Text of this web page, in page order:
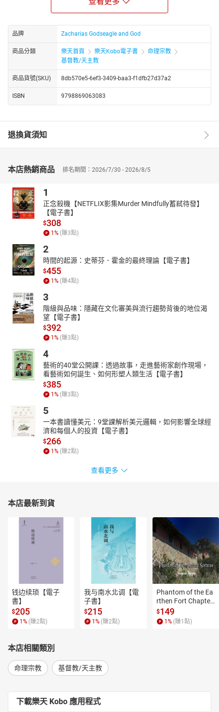
战争诗篇和以赛亚法令（向敌人发射拯救和审判之
爆炸性祈祷点（束缚黑暗的行为，恢复被盗的荣耀，打
每日胜利宣言 （以信念来结束这一天，将箭射回七倍并
夺回你的星星）。
通过这7天的旅程，您将：
阻碍你的进步、命运或家庭的邪恶锁链。
推翻阻碍你崛起的邪恶祭坛
保证你的人生获得胜
本书也开启你的灵，让你领受
常在失败、迟延或落后的梦境中，显露仇敌隐藏的手。但只要你坚
持不懈，这些梦境就会变成
示并非失败的征兆，而是你**专注宣告的目标，**直到你完全得救。
无论您是在为自己的命运、孩子、健康、婚姻、事业还是使命而奋
斗，本手册都将帮助您
。
勇士所掳的岂能夺回？合法掳掠的岂能解救？耶和华如此说......与你
相争的，我必与他相争，并且拯救你的儿女。--
以赛亚书 49:24-26
做好准备。这不是一场温柔的祈祷--而是一场
品牌 Zacharias Godseagle and God
商品分類 樂天首頁 樂天Kobo電子書
命理宗教
基督教/天主教
商品貨號(SKU) 8db570e5-6ef3-3409-baa3-f1dfb27d37a2
ISBN 9798869063083
退換貨須知
本店熱銷商品 排名期間：2026/7/30 - 2026/8/5
1
正念殺機【NETFLIX影集Murder Mindfully蓄弒待發】
【電子書】
$308
1 % (賺3點)
2
時間的起源：史蒂芬．霍金的最終理論【電子書】
$455
1 % (賺4點)
3
階級與品味：隱藏在文化審美與流行趨勢背後的地位渴
望【電子書】
$392
1 % (賺3點)
4
藝術的40堂公開課：透過故事，走進藝術家創作現場，
看藝術如何誕生、如何形塑人類生活【電子書】
$385
1 % (賺3點)
5
一本書讀懂美元：9堂課解析美元邏輯，如何影響全球經
濟和每個人的投資【電子書】
$266
1 % (賺2點)
查看更多
本店最新到貨
钱边续琐【電子
書】
$205
1 % (賺2點)
我与南水北调【電
子書】
$215
1 % (賺2點)
Phantom of the Ea
rthen Fort Chapter
4【有聲書】
$149
1 % (賺1 點)
本店相關類別
命理宗教 基督教/天主教
下載樂天 Kobo 應用程式